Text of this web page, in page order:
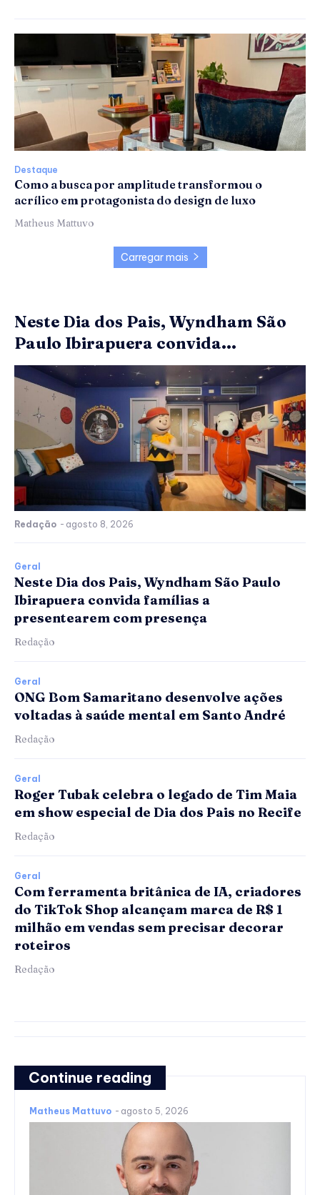
Destaque
Como a busca por amplitude transformou o
acrílico em protagonista do design de luxo
Matheus Mattuvo
Carregar mais
Neste Dia dos Pais, Wyndham São
Paulo Ibirapuera convida...
Redação - agosto 8, 2026
Geral
Neste Dia dos Pais, Wyndham São Paulo
Ibirapuera convida famílias a
presentearem com presença
Redação
Geral
ONG Bom Samaritano desenvolve ações
voltadas à saúde mental em Santo André
Redação
Geral
Roger Tubak celebra o legado de Tim Maia
em show especial de Dia dos Pais no Recife
Redação
Geral
Com ferramenta britânica de IA, criadores
do TikTok Shop alcançam marca de R$ 1
milhão em vendas sem precisar decorar
roteiros
Redação
Continue reading
Matheus Mattuvo - agosto 5, 2026